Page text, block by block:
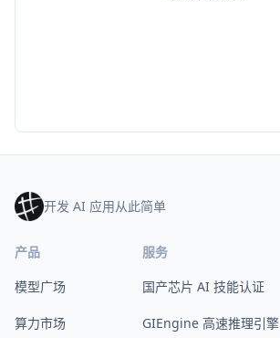
开发 AI 应用从此简单
产品
模型广场
算力市场
服务
国产芯片 AI 技能认证
GIEngine 高速推理引擎